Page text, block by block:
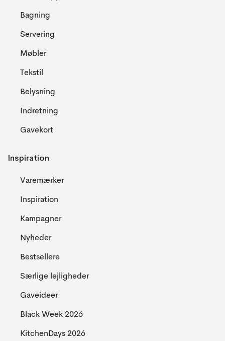
Bagning
Servering
Møbler
Tekstil
Belysning
Indretning
Gavekort
Inspiration
Varemærker
Inspiration
Kampagner
Nyheder
Bestsellere
Særlige lejligheder
Gaveideer
Black Week 2026
KitchenDays 2026